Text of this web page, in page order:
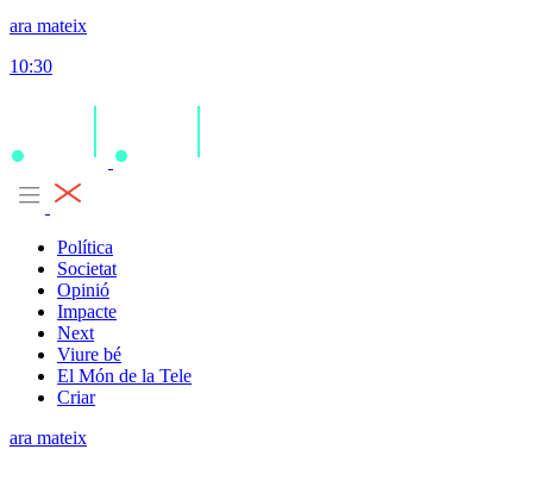
ara mateix
10:30
Política
Societat
Opinió
Impacte
Next
Viure bé
El Món de la Tele
Criar
ara mateix